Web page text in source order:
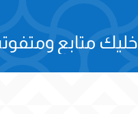
خليك متابع